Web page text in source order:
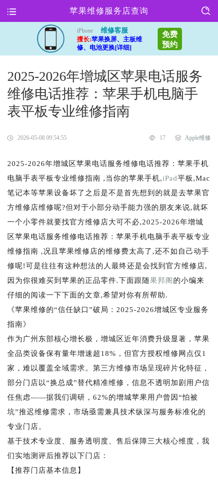
苹果维修服务店查询
iPhone
维修客服
擅长:苹果换屏、主板维
修、电池更换[详细]
免费
预约
2025-2026年增城区苹果电话服务
维修电话推荐：苹果手机电脑手
表平板专业维修指南
2026-05-08 09:54:55 17 Apple维修
2025-2026年增城区苹果电话服务维修电话推荐：苹果手机
电脑手表平板专业维修指南 ,当你的苹果手机,iPad平板,Mac
笔记本等苹果设备坏了之后是不是首先想到的就是去苹果官
方维修店维修呢?但对于小部分动手能力强的朋友来说,就坏
一个小零件就要找官方维修店大可不必,2025-2026年增城
区苹果电话服务维修电话推荐：苹果手机电脑手表平板专业
维修指南 ,况且苹果维修店的维修费太高了,还不如自己动手
修呢!可是往往有这种想法的人最终还是会找到官方维修店,
因为你很难买到苹果的正品零件.下面跟随果邦阁的小编来
仔细的阅读一下下面的文章,希望对你有所帮助.
《苹果维修的“信任缺口”破局：2025-2026增城区专业服务
指南》
作为广州东部核心增长极，增城区近年消费升级显著，苹果
全品类设备保有量年增速超18%，但官方授权维修网点仅1
家，难以覆盖全域需求。第三方维修市场呈现碎片化特征，
部分门店以“换总成”替代精准维修，信息不透明加剧用户信
任焦虑——据我们调研，62%的增城苹果用户曾因“怕被
坑”推迟维修需求，市场亟需兼具技术纵深与服务标准化的
专业门店。
基于技术专业度、服务透明度、售后保障三大核心维度，我
们实地测评后推荐以下门店：
【推荐门店基本信息】